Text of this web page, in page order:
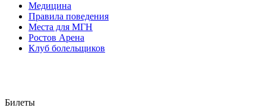
Медицина
Правила поведения
Места для МГН
Ростов Арена
Клуб болельщиков
Билеты